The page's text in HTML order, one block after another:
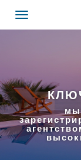
Toggle
navigation
мы